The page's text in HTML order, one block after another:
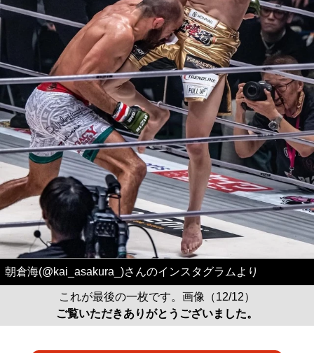
朝倉海(@kai_asakura_)さんのインスタグラムより
これが最後の一枚です。画像（12/12）
ご覧いただきありがとうございました。